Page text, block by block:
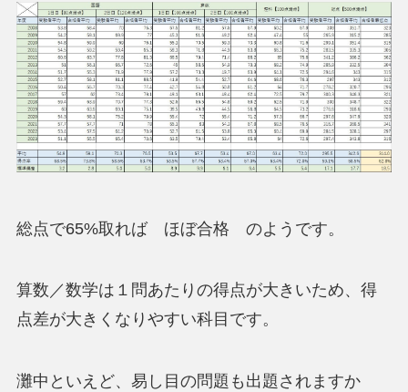
総点で65%取れば ほぼ合格 のようです。
算数／数学は１問あたりの得点が大きいため、得
点差が大きくなりやすい科目です。
灘中といえど、易し目の問題も出題されますか